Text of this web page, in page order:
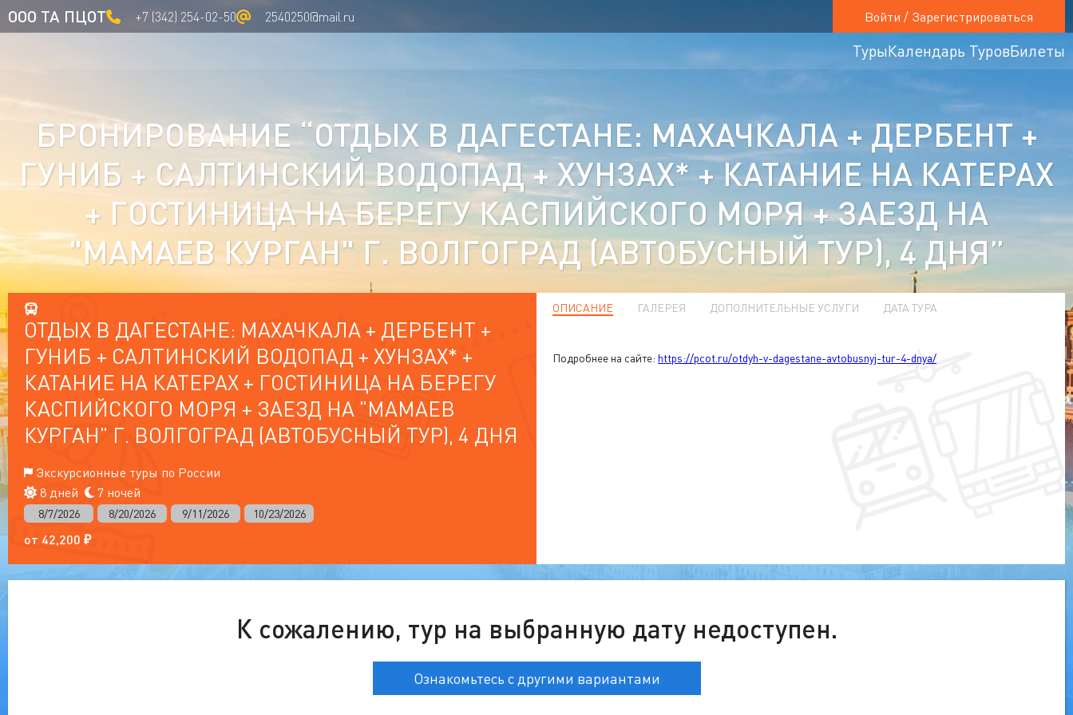
ООО ТА ПЦОТ +7 (342) 254-02-50 2540250@mail.ru Войти / Зарегистрироваться
ТурыКалендарь ТуровБилеты
БРОНИРОВАНИЕ “ОТДЫХ В ДАГЕСТАНЕ: МАХАЧКАЛА + ДЕРБЕНТ +
ГУНИБ + САЛТИНСКИЙ ВОДОПАД + ХУНЗАХ* + КАТАНИЕ НА КАТЕРАХ
+ ГОСТИНИЦА НА БЕРЕГУ КАСПИЙСКОГО МОРЯ + ЗАЕЗД НА
"МАМАЕВ КУРГАН" Г. ВОЛГОГРАД (АВТОБУСНЫЙ ТУР), 4 ДНЯ”
ОТДЫХ В ДАГЕСТАНЕ: МАХАЧКАЛА + ДЕРБЕНТ +
ГУНИБ + САЛТИНСКИЙ ВОДОПАД + ХУНЗАХ* +
КАТАНИЕ НА КАТЕРАХ + ГОСТИНИЦА НА БЕРЕГУ
КАСПИЙСКОГО МОРЯ + ЗАЕЗД НА "МАМАЕВ
КУРГАН" Г. ВОЛГОГРАД (АВТОБУСНЫЙ ТУР), 4 ДНЯ
Экскурсионные туры по России
8 дней
7 ночей
8/7/2026 8/20/2026 9/11/2026 10/23/2026
от 42,200 ₽
ОПИСАНИЕ ГАЛЕРЕЯ ДОПОЛНИТЕЛЬНЫЕ УСЛУГИ ДАТА ТУРА
Подробнее на сайте: https://pcot.ru/otdyh-v-dagestane-avtobusnyj-tur-4-dnya/
К сожалению, тур на выбранную дату недоступен.
Ознакомьтесь с другими вариантами